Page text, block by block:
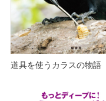
道具を使うカラスの物語